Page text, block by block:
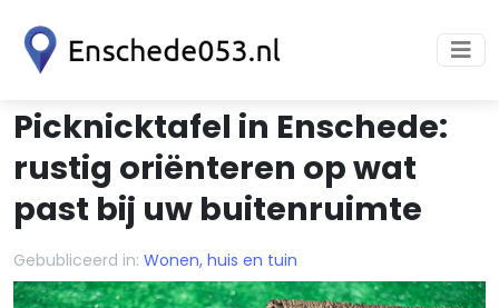
Picknicktafel in Enschede:
rustig oriënteren op wat
past bij uw buitenruimte
Gebubliceerd in: Wonen, huis en tuin